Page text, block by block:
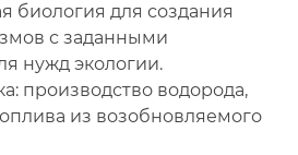
биология для создания
с заданными
нужд экологии.
производство водорода,
из возобновляемого